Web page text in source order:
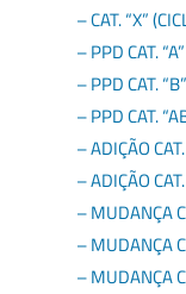
– CAT. “X”
– PPD CAT.
– PPD CAT.
– PPD CAT.
– ADIÇÃO
– ADIÇÃO
– MUDANÇA
– MUDANÇA
– MUDANÇA